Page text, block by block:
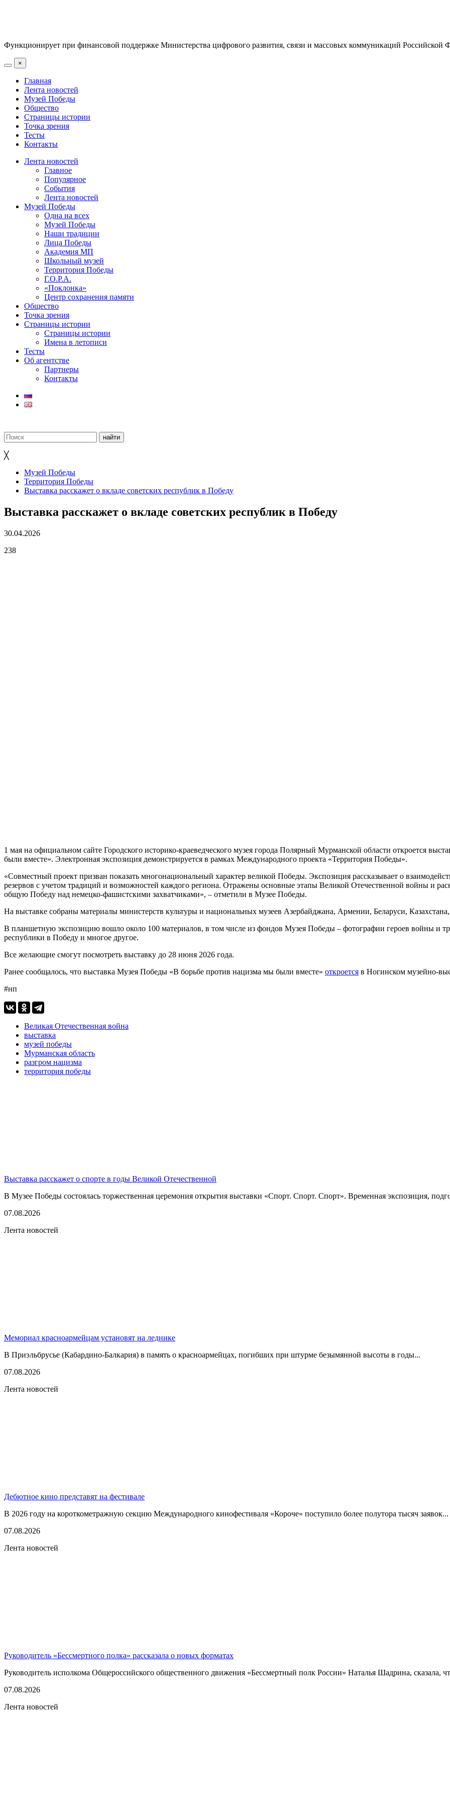
Функционирует при финансовой поддержке Министерства цифрового развития, связи и массовых коммуникаций Российской
×
Главная
Лента новостей
Музей Победы
Общество
Страницы истории
Точка зрения
Тесты
Контакты
Лента новостей
Главное
Популярное
События
Лента новостей
Музей Победы
Одна на всех
Музей Победы
Наши традиции
Лица Победы
Академия МП
Школьный музей
Территория Победы
Г.О.Р.А.
«Поклонка»
Центр сохранения памяти
Общество
Точка зрения
Страницы истории
Страницы истории
Имена в летописи
Тесты
Об агентстве
Партнеры
Контакты
╳
Музей Победы
Территория Победы
Выставка расскажет о вкладе советских республик в Победу
Выставка расскажет о вкладе советских республик в Победу
30.04.2026
238
1 мая на официальном сайте Городского историко-краеведческого музея города Полярный Мурманской области откроется
были вместе». Электронная экспозиция демонстрируется в рамках Международного проекта «Территория Победы».
«Совместный проект призван показать многонациональный характер великой Победы. Экспозиция рассказывает о
резервов с учетом традиций и возможностей каждого региона. Отражены основные этапы Великой Отечественной войны и
общую Победу над немецко-фашистскими захватчиками», – отметили в Музее Победы.
На выставке собраны материалы министерств культуры и национальных музеев Азербайджана, Армении, Беларуси,
В планшетную экспозицию вошло около 100 материалов, в том числе из фондов Музея Победы – фотографии героев войны и
республики в Победу и многое другое.
Все желающие смогут посмотреть выставку до 28 июня 2026 года.
Ранее сообщалось, что выставка Музея Победы «В борьбе против нацизма мы были вместе» откроется в Ногинском музейно-
#нп
Великая Отечественная война
выставка
музей победы
Мурманская область
разгром нацизма
территория победы
Выставка расскажет о спорте в годы Великой Отечественной
В Музее Победы состоялась торжественная церемония открытия выставки «Спорт. Спорт. Спорт». Временная экспозиция,
07.08.2026
Лента новостей
Мемориал красноармейцам установят на леднике
В Приэльбрусье (Кабардино-Балкария) в память о красноармейцах, погибших при штурме безымянной высоты в годы...
07.08.2026
Лента новостей
Дебютное кино представят на фестивале
В 2026 году на короткометражную секцию Международного кинофестиваля «Короче» поступило более полутора тысяч заявок...
07.08.2026
Лента новостей
Руководитель «Бессмертного полка» рассказала о новых форматах
Руководитель исполкома Общероссийского общественного движения «Бессмертный полк России» Наталья Шадрина, сказала,
07.08.2026
Лента новостей